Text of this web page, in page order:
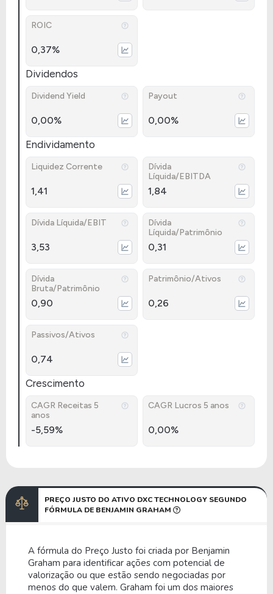
ROIC
0,37%
Dividendos
Dividend Yield
0,00%
Payout
0,00%
Endividamento
Liquidez Corrente
1,41
Dívida
Líquida/EBITDA
1,84
Dívida Líquida/EBIT
3,53
Dívida
Líquida/Patrimônio
0,31
Dívida
Bruta/Patrimônio
0,90
Patrimônio/Ativos
0,26
Passivos/Ativos
0,74
Crescimento
CAGR Receitas 5
anos
-5,59%
CAGR Lucros 5 anos
0,00%
PREÇO JUSTO DO ATIVO DXC TECHNOLOGY SEGUNDO
FÓRMULA DE BENJAMIN GRAHAM
A fórmula do Preço Justo foi criada por Benjamin
Graham para identificar ações com potencial de
valorização ou que estão sendo negociadas por
menos do que valem. Graham foi um dos maiores